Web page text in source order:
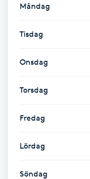
Hudföryngring
Huduppstramning
Hudvård
Hyaluronsyra
Hyperhidros
Måndag
Tisdag
Onsdag
Torsdag
Fredag
Lördag
Söndag